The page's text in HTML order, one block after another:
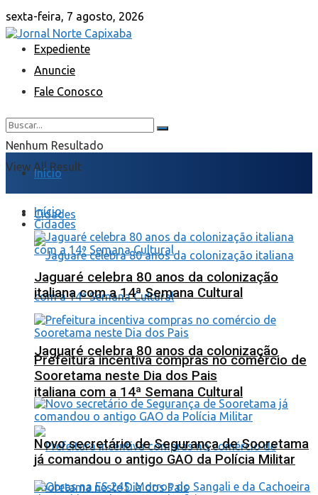
sexta-feira, 7 agosto, 2026
Expediente
Anuncie
Fale Conosco
Nenhum Resultado
View All Result
Início
Cidades
Jaguaré celebra 80 anos da colonização
italiana com a 14ª Semana Cultural
Início
Cidades
Jaguaré celebra 80 anos da colonização
italiana com a 14ª Semana Cultural
Prefeitura incentiva compras no comércio de
Sooretama neste Dia dos Pais
Novo secretário de Segurança de Sooretama
já comandou o antigo GAO da Polícia Militar